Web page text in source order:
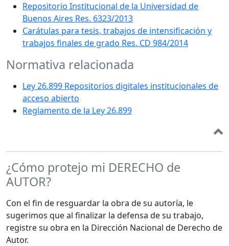
Repositorio Institucional de la Universidad de
Buenos Aires Res. 6323/2013
Carátulas para tesis, trabajos de intensificación y
trabajos finales de grado Res. CD 984/2014
Normativa relacionada
Ley 26.899 Repositorios digitales institucionales de
acceso abierto
Reglamento de la Ley 26.899
¿Cómo protejo mi DERECHO de
AUTOR?
Con el fin de resguardar la obra de su autoría, le
sugerimos que al finalizar la defensa de su trabajo,
registre su obra en la Dirección Nacional de Derecho de
Autor.